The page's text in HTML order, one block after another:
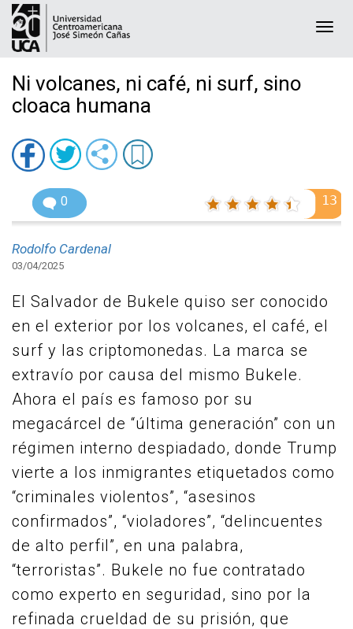
Ni volcanes, ni café, ni surf, sino
cloaca humana
0 13
Rodolfo Cardenal
03/04/2025
El Salvador de Bukele quiso ser conocido
en el exterior por los volcanes, el café, el
surf y las criptomonedas. La marca se
extravío por causa del mismo Bukele.
Ahora el país es famoso por su
megacárcel de “última generación” con un
régimen interno despiadado, donde Trump
vierte a los inmigrantes etiquetados como
“criminales violentos”, “asesinos
confirmados”, “violadores”, “delincuentes
de alto perfil”, en una palabra,
“terroristas”. Bukele no fue contratado
como experto en seguridad, sino por la
refinada crueldad de su prisión, que